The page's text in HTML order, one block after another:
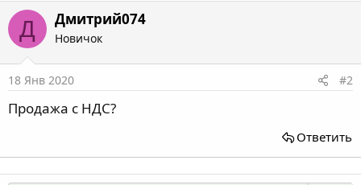
а
к
ц
и
и
:
Д Дмитрий074
Новичок
18 Янв 2020 #2
Продажа с НДС?
Ответить